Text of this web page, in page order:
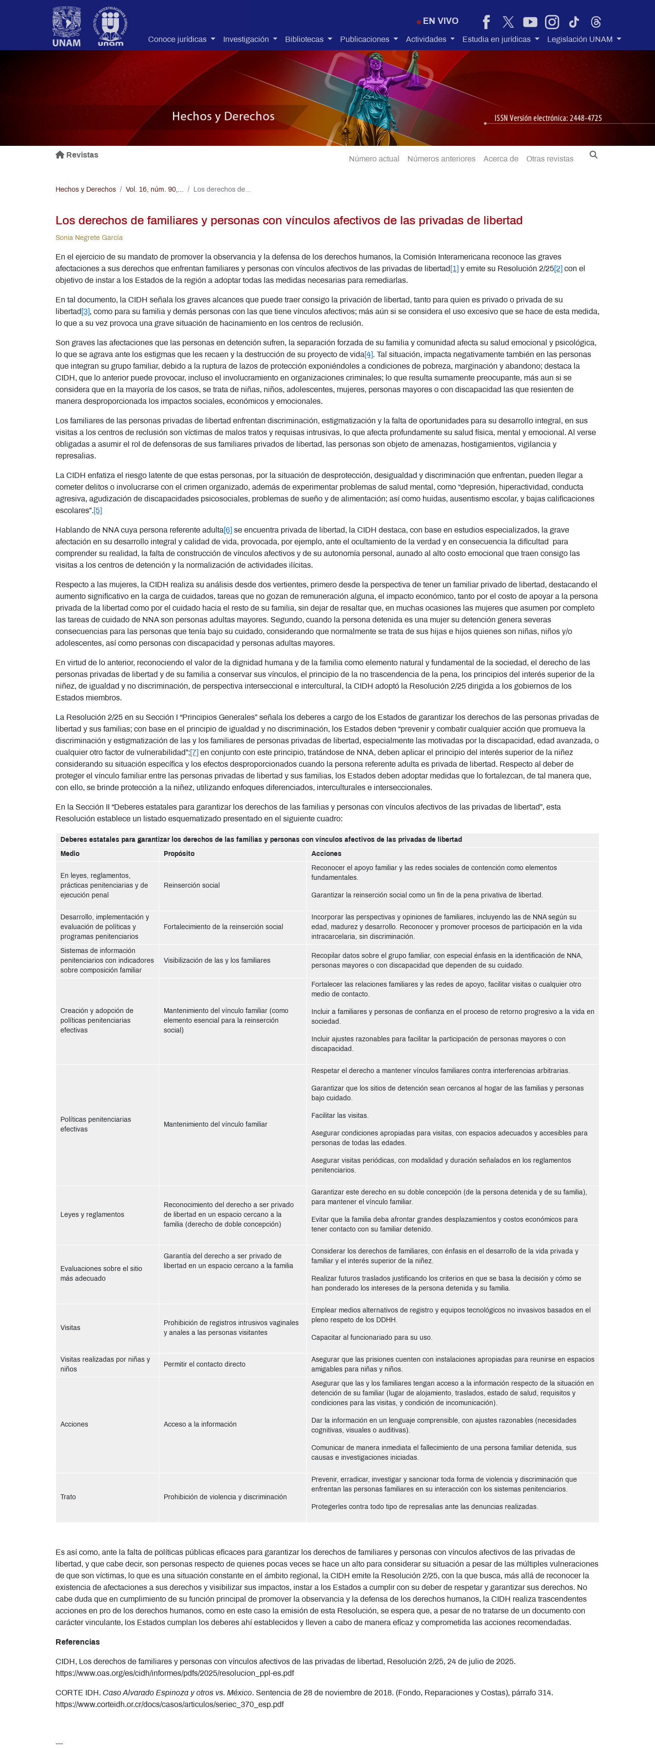
EN VIVO
Conoce jurídicas Investigación Bibliotecas Publicaciones Actividades Estudia en jurídicas Legislación UNAM
Revistas
Número actual Números anteriores Acerca de Otras revistas
Hechos y Derechos Vol. 16, núm. 90,... Los derechos de...
Los derechos de familiares y personas con vínculos afectivos de las privadas de libertad
Sonia Negrete García
En el ejercicio de su mandato de promover la observancia y la defensa de los derechos humanos, la Comisión Interamericana reconoce las graves
afectaciones a sus derechos que enfrentan familiares y personas con vínculos afectivos de las privadas de libertad [1] y emite su Resolución 2/25 [2] con el
objetivo de instar a los Estados de la región a adoptar todas las medidas necesarias para remediarlas.
En tal documento, la CIDH señala los graves alcances que puede traer consigo la privación de libertad, tanto para quien es privado o privada de su
libertad [3] , como para su familia y demás personas con las que tiene vínculos afectivos; más aún si se considera el uso excesivo que se hace de esta medida,
lo que a su vez provoca una grave situación de hacinamiento en los centros de reclusión.
Son graves las afectaciones que las personas en detención sufren, la separación forzada de su familia y comunidad afecta su salud emocional y psicológica,
lo que se agrava ante los estigmas que les recaen y la destrucción de su proyecto de vida [4] . Tal situación, impacta negativamente también en las personas
que integran su grupo familiar, debido a la ruptura de lazos de protección exponiéndoles a condiciones de pobreza, marginación y abandono; destaca la
CIDH, que lo anterior puede provocar, incluso el involucramiento en organizaciones criminales; lo que resulta sumamente preocupante, más aun si se
considera que en la mayoría de los casos, se trata de niñas, niños, adolescentes, mujeres, personas mayores o con discapacidad las que resienten de
manera desproporcionada los impactos sociales, económicos y emocionales.
Los familiares de las personas privadas de libertad enfrentan discriminación, estigmatización y la falta de oportunidades para su desarrollo integral, en sus
visitas a los centros de reclusión son víctimas de malos tratos y requisas intrusivas, lo que afecta profundamente su salud física, mental y emocional. Al verse
obligadas a asumir el rol de defensoras de sus familiares privados de libertad, las personas son objeto de amenazas, hostigamientos, vigilancia y
represalias.
La CIDH enfatiza el riesgo latente de que estas personas, por la situación de desprotección, desigualdad y discriminación que enfrentan, pueden llegar a
cometer delitos o involucrarse con el crimen organizado, además de experimentar problemas de salud mental, como “depresión, hiperactividad, conducta
agresiva, agudización de discapacidades psicosociales, problemas de sueño y de alimentación; así como huidas, ausentismo escolar, y bajas calificaciones
escolares”. [5]
Hablando de NNA cuya persona referente adulta [6] se encuentra privada de libertad, la CIDH destaca, con base en estudios especializados, la grave
afectación en su desarrollo integral y calidad de vida, provocada, por ejemplo, ante el ocultamiento de la verdad y en consecuencia la dificultad para
comprender su realidad, la falta de construcción de vínculos afectivos y de su autonomía personal, aunado al alto costo emocional que traen consigo las
visitas a los centros de detención y la normalización de actividades ilícitas.
Respecto a las mujeres, la CIDH realiza su análisis desde dos vertientes, primero desde la perspectiva de tener un familiar privado de libertad, destacando el
aumento significativo en la carga de cuidados, tareas que no gozan de remuneración alguna, el impacto económico, tanto por el costo de apoyar a la persona
privada de la libertad como por el cuidado hacia el resto de su familia, sin dejar de resaltar que, en muchas ocasiones las mujeres que asumen por completo
las tareas de cuidado de NNA son personas adultas mayores. Segundo, cuando la persona detenida es una mujer su detención genera severas
consecuencias para las personas que tenía bajo su cuidado, considerando que normalmente se trata de sus hijas e hijos quienes son niñas, niños y/o
adolescentes, así como personas con discapacidad y personas adultas mayores.
En virtud de lo anterior, reconociendo el valor de la dignidad humana y de la familia como elemento natural y fundamental de la sociedad, el derecho de las
personas privadas de libertad y de su familia a conservar sus vínculos, el principio de la no trascendencia de la pena, los principios del interés superior de la
niñez, de igualdad y no discriminación, de perspectiva interseccional e intercultural, la CIDH adoptó la Resolución 2/25 dirigida a los gobiernos de los
Estados miembros.
La Resolución 2/25 en su Sección I “Principios Generales” señala los deberes a cargo de los Estados de garantizar los derechos de las personas privadas de
libertad y sus familias; con base en el principio de igualdad y no discriminación, los Estados deben “prevenir y combatir cualquier acción que promueva la
discriminación y estigmatización de las y los familiares de personas privadas de libertad, especialmente las motivadas por la discapacidad, edad avanzada, o
cualquier otro factor de vulnerabilidad”; [7] en conjunto con este principio, tratándose de NNA, deben aplicar el principio del interés superior de la niñez
considerando su situación específica y los efectos desproporcionados cuando la persona referente adulta es privada de libertad. Respecto al deber de
proteger el vínculo familiar entre las personas privadas de libertad y sus familias, los Estados deben adoptar medidas que lo fortalezcan, de tal manera que,
con ello, se brinde protección a la niñez, utilizando enfoques diferenciados, interculturales e interseccionales.
En la Sección II “Deberes estatales para garantizar los derechos de las familias y personas con vínculos afectivos de las privadas de libertad”, esta
Resolución establece un listado esquematizado presentado en el siguiente cuadro:
Deberes estatales para garantizar los derechos de las familias y personas con vínculos afectivos de las privadas de libertad
Medio Propósito Acciones
En leyes, reglamentos,
prácticas penitenciarias y de
ejecución penal
Reinserción social
Reconocer el apoyo familiar y las redes sociales de contención como elementos
fundamentales.
Garantizar la reinserción social como un fin de la pena privativa de libertad.
Desarrollo, implementación y
evaluación de políticas y
programas penitenciarios
Fortalecimiento de la reinserción social
Incorporar las perspectivas y opiniones de familiares, incluyendo las de NNA según su
edad, madurez y desarrollo. Reconocer y promover procesos de participación en la vida
intracarcelaria, sin discriminación.
Sistemas de información
penitenciarios con indicadores
sobre composición familiar
Visibilización de las y los familiares
Recopilar datos sobre el grupo familiar, con especial énfasis en la identificación de NNA,
personas mayores o con discapacidad que dependen de su cuidado.
Creación y adopción de
políticas penitenciarias
efectivas
Mantenimiento del vínculo familiar (como
elemento esencial para la reinserción
social)
Fortalecer las relaciones familiares y las redes de apoyo, facilitar visitas o cualquier otro
medio de contacto.
Incluir a familiares y personas de confianza en el proceso de retorno progresivo a la vida en
sociedad.
Incluir ajustes razonables para facilitar la participación de personas mayores o con
discapacidad.
Políticas penitenciarias
efectivas
Mantenimiento del vínculo familiar
Respetar el derecho a mantener vínculos familiares contra interferencias arbitrarias.
Garantizar que los sitios de detención sean cercanos al hogar de las familias y personas
bajo cuidado.
Facilitar las visitas.
Asegurar condiciones apropiadas para visitas, con espacios adecuados y accesibles para
personas de todas las edades.
Asegurar visitas periódicas, con modalidad y duración señalados en los reglamentos
penitenciarios.
Leyes y reglamentos
Reconocimiento del derecho a ser privado
de libertad en un espacio cercano a la
familia (derecho de doble concepción)
Garantizar este derecho en su doble concepción (de la persona detenida y de su familia),
para mantener el vínculo familiar.
Evitar que la familia deba afrontar grandes desplazamientos y costos económicos para
tener contacto con su familiar detenido.
Evaluaciones sobre el sitio
más adecuado
Garantía del derecho a ser privado de
libertad en un espacio cercano a la familia
Considerar los derechos de familiares, con énfasis en el desarrollo de la vida privada y
familiar y el interés superior de la niñez.
Realizar futuros traslados justificando los criterios en que se basa la decisión y cómo se
han ponderado los intereses de la persona detenida y su familia.
Visitas
Prohibición de registros intrusivos vaginales
y anales a las personas visitantes
Emplear medios alternativos de registro y equipos tecnológicos no invasivos basados en el
pleno respeto de los DDHH.
Capacitar al funcionariado para su uso.
Visitas realizadas por niñas y
niños
Permitir el contacto directo
Asegurar que las prisiones cuenten con instalaciones apropiadas para reunirse en espacios
amigables para niñas y niños.
Acciones Acceso a la información
Asegurar que las y los familiares tengan acceso a la información respecto de la situación en
detención de su familiar (lugar de alojamiento, traslados, estado de salud, requisitos y
condiciones para las visitas, y condición de incomunicación).
Dar la información en un lenguaje comprensible, con ajustes razonables (necesidades
cognitivas, visuales o auditivas).
Comunicar de manera inmediata el fallecimiento de una persona familiar detenida, sus
causas e investigaciones iniciadas.
Trato Prohibición de violencia y discriminación
Prevenir, erradicar, investigar y sancionar toda forma de violencia y discriminación que
enfrentan las personas familiares en su interacción con los sistemas penitenciarios.
Protegerles contra todo tipo de represalias ante las denuncias realizadas.
Es así como, ante la falta de políticas públicas eficaces para garantizar los derechos de familiares y personas con vínculos afectivos de las privadas de
libertad, y que cabe decir, son personas respecto de quienes pocas veces se hace un alto para considerar su situación a pesar de las múltiples vulneraciones
de que son víctimas, lo que es una situación constante en el ámbito regional, la CIDH emite la Resolución 2/25, con la que busca, más allá de reconocer la
existencia de afectaciones a sus derechos y visibilizar sus impactos, instar a los Estados a cumplir con su deber de respetar y garantizar sus derechos. No
cabe duda que en cumplimiento de su función principal de promover la observancia y la defensa de los derechos humanos, la CIDH realiza trascendentes
acciones en pro de los derechos humanos, como en este caso la emisión de esta Resolución, se espera que, a pesar de no tratarse de un documento con
carácter vinculante, los Estados cumplan los deberes ahí establecidos y lleven a cabo de manera eficaz y comprometida las acciones recomendadas.
Referencias
CIDH, Los derechos de familiares y personas con vínculos afectivos de las privadas de libertad, Resolución 2/25, 24 de julio de 2025.
https://www.oas.org/es/cidh/informes/pdfs/2025/resolucion_ppl-es.pdf
CORTE IDH. Caso Alvarado Espinoza y otros vs. México. Sentencia de 28 de noviembre de 2018. (Fondo, Reparaciones y Costas), párrafo 314.
https://www.corteidh.or.cr/docs/casos/articulos/seriec_370_esp.pdf
---